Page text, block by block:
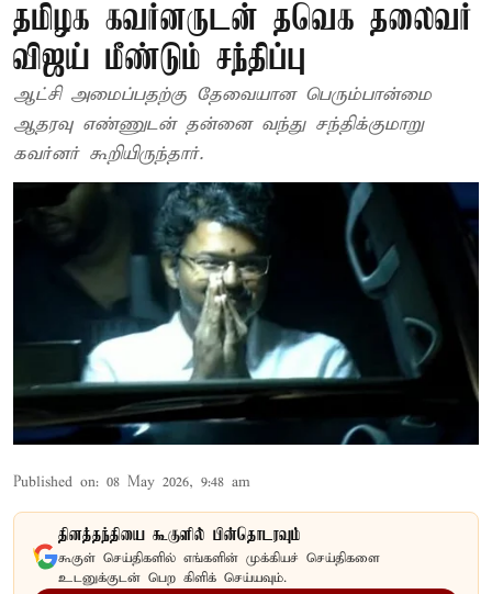
தமிழக கவர்னருடன் தவெக தலைவர்
விஜய் மீண்டும் சந்திப்பு
ஆட்சி அமைப்பதற்கு தேவையான பெரும்பான்மை
ஆதரவு எண்ணுடன் தன்னை வந்து சந்திக்குமாறு
கவர்னர் கூறியிருந்தார்.
Published on: 08 May 2026, 9:48 am
தினத்தந்தியை கூகுளில் பின்தொடரவும்
கூகுள் செய்திகளில் எங்களின் முக்கியச் செய்திகளை
உடனுக்குடன் பெற கிளிக் செய்யவும்.